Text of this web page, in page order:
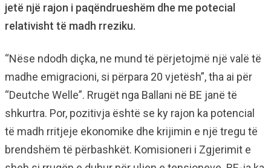
jetë një rajon i paqëndrueshëm dhe me potecial
relativisht të madh rreziku.
“Nëse ndodh diçka, ne mund të përjetojmë një valë të
madhe emigracioni, si përpara 20 vjetësh”, tha ai për
“Deutche Welle”. Rrugët nga Ballani në BE janë të
shkurtra. Por, pozitivja është se ky rajon ka potencial
të madh rritjeje ekonomike dhe krijimin e një tregu të
brendshëm të përbashkët. Komisioneri i Zgjerimit e